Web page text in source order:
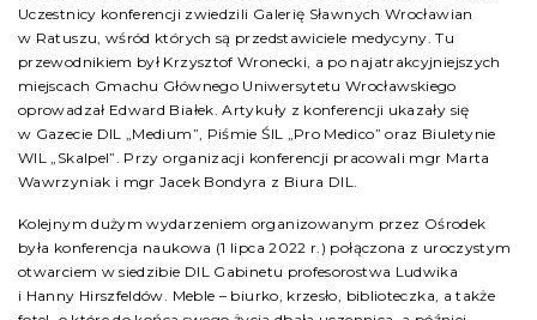
Uczestnicy konferencji zwiedzili Galerię Sławnych Wrocławian
w Ratuszu, wśród których są przedstawiciele medycyny. Tu
przewodnikiem był Krzysztof Wronecki, a po najatrakcyjniejszych
miejscach Gmachu Głównego Uniwersytetu Wrocławskiego
oprowadzał Edward Białek. Artykuły z konferencji ukazały się
w Gazecie DIL „Medium”, Piśmie ŚIL „Pro Medico” oraz Biuletynie
WIL „Skalpel”. Przy organizacji konferencji pracowali mgr Marta
Wawrzyniak i mgr Jacek Bondyra z Biura DIL.
Kolejnym dużym wydarzeniem organizowanym przez Ośrodek
była konferencja naukowa (1 lipca 2022 r.) połączona z uroczystym
otwarciem w siedzibie DIL Gabinetu profesorostwa Ludwika
i Hanny Hirszfeldów. Meble – biurko, krzesło, biblioteczka, a także